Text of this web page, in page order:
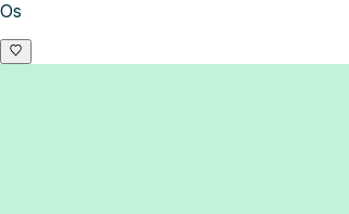
Os